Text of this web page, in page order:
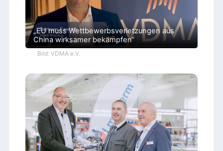
„EU muss Wettbewerbsverletzungen aus
China wirksamer bekämpfen“
Bild: VDMA e.V.